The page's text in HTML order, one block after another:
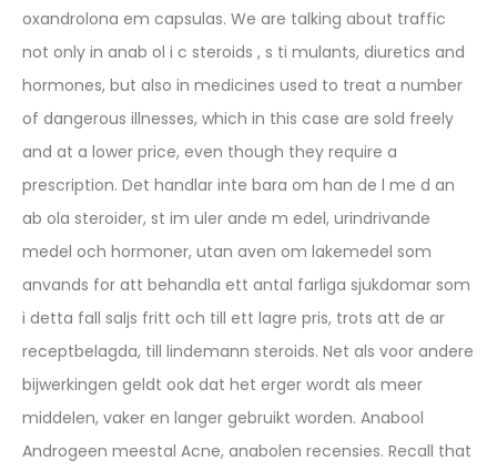
oxandrolona em capsulas. We are talking about traffic
not only in anab ol i c steroids , s ti mulants, diuretics and
hormones, but also in medicines used to treat a number
of dangerous illnesses, which in this case are sold freely
and at a lower price, even though they require a
prescription. Det handlar inte bara om han de l me d an
ab ola steroider, st im uler ande m edel, urindrivande
medel och hormoner, utan aven om lakemedel som
anvands for att behandla ett antal farliga sjukdomar som
i detta fall saljs fritt och till ett lagre pris, trots att de ar
receptbelagda, till lindemann steroids. Net als voor andere
bijwerkingen geldt ook dat het erger wordt als meer
middelen, vaker en langer gebruikt worden. Anabool
Androgeen meestal Acne, anabolen recensies. Recall that